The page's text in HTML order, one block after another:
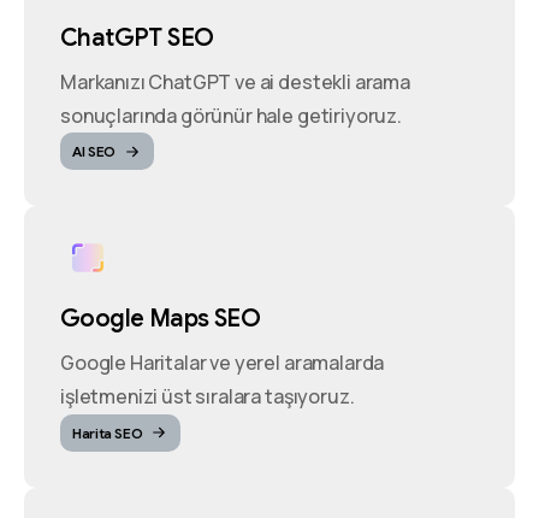
ChatGPT SEO
Markanızı ChatGPT ve ai destekli arama
sonuçlarında görünür hale getiriyoruz.
AI SEO
Google Maps SEO
Google Haritalar ve yerel aramalarda
işletmenizi üst sıralara taşıyoruz.
Harita SEO